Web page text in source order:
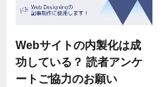
Webサイトの内製化は成
功している？ 読者アンケ
ートご協力のお願い